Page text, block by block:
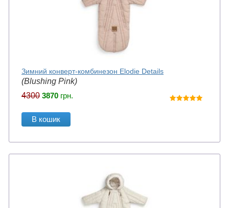
Зимний конверт-комбинезон Elodie Details
(Blushing Pink)
4300 3870 грн.
В кошик